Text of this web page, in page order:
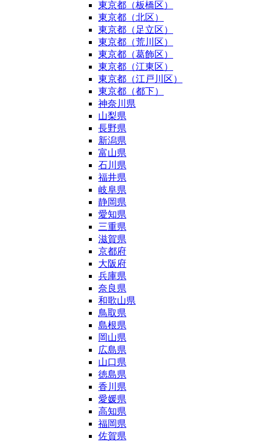
東京都（板橋区）
東京都（北区）
東京都（足立区）
東京都（荒川区）
東京都（葛飾区）
東京都（江東区）
東京都（江戸川区）
東京都（都下）
神奈川県
山梨県
長野県
新潟県
富山県
石川県
福井県
岐阜県
静岡県
愛知県
三重県
滋賀県
京都府
大阪府
兵庫県
奈良県
和歌山県
鳥取県
島根県
岡山県
広島県
山口県
徳島県
香川県
愛媛県
高知県
福岡県
佐賀県